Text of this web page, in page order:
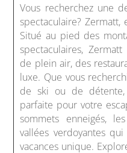
Vous recherchez une
spectaculaire? Zermatt,
Situé au pied des
spectaculaires,
de plein air, des
luxe. Que vous
de ski ou de
parfaite pour votre
sommets enneigés,
vallées verdoyantes
vacances unique.